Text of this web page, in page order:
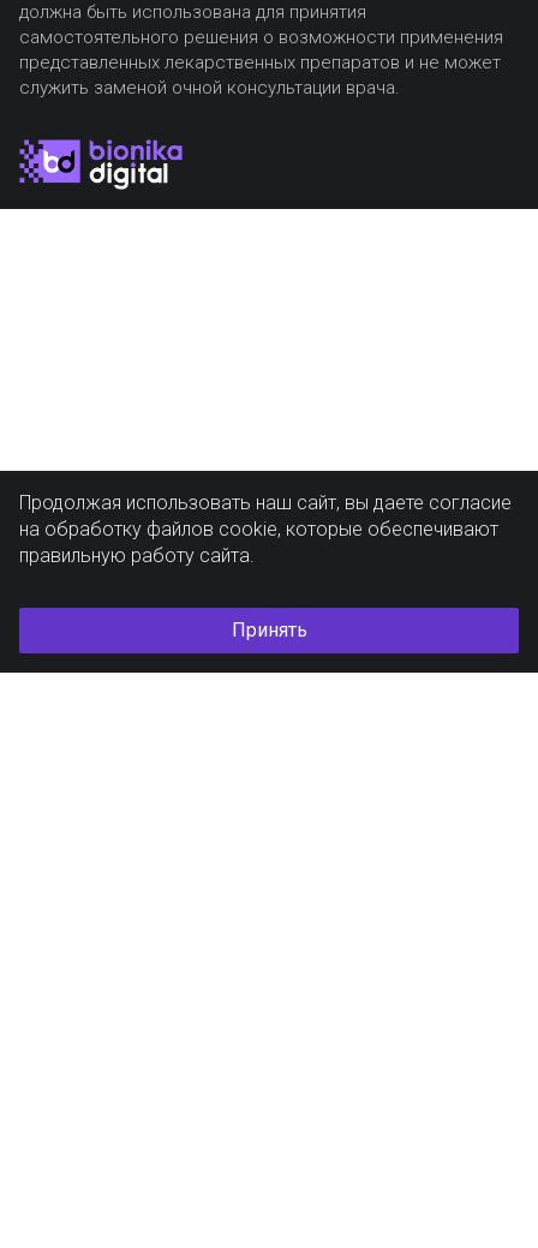
должна быть использована для принятия
самостоятельного решения о возможности применения
представленных лекарственных препаратов и не может
служить заменой очной консультации врача.
Продолжая использовать наш сайт, вы даете согласие
на обработку файлов cookie, которые обеспечивают
правильную работу сайта.
Принять